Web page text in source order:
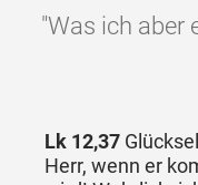
"Was ich aber
Lk 12,37
Herr, wenn er